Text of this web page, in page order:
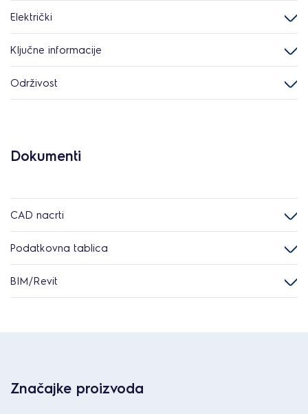
Električki
Ključne informacije
Održivost
Dokumenti
CAD nacrti
Podatkovna tablica
BIM/Revit
Značajke proizvoda